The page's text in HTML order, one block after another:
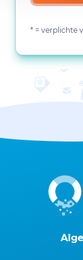
* = verplichte